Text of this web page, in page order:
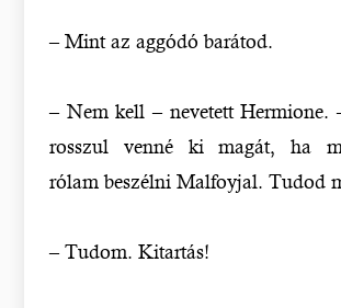
– Mint az aggódó barátod.
– Nem kell – nevetett Hermione.
rosszul venné ki magát, ha
rólam beszélni Malfoyjal. Tudod
– Tudom. Kitartás!